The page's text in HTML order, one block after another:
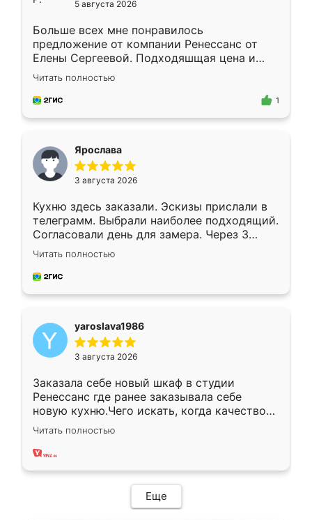
5 августа 2026
Больше всех мне понравилось
предложение от компании Ренессанс от
Елены Сергеевой. Подходяшщая цена и
короткие сроки изготовления. Приехавший
для замера сотрудник Владислав
предложил по моему эскизу самый
Читать полностью
1
Ярослава
3 августа 2026
Кухню здесь заказали. Эскизы прислали в
телеграмм. Выбрали наиболее подходящий.
Согласовали день для замера. Через 3
недели кухня была уже готова. Остались
довольны работой. Спасибо Ренессанс
мебель за качественную работу!
Читать полностью
yaroslava1986
3 августа 2026
Заказала себе новый шкаф в студии
Ренессанс где ранее заказывала себе
новую кухню.Чего искать, когда качеством
вполне довольна. Служит кухня уже почти
два года, нареканий нет.
Читать полностью
Еще